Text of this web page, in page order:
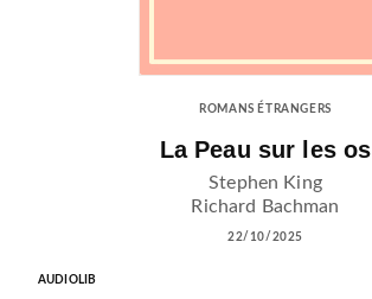
ROMANS ÉTRANGERS
La Peau sur les os
Stephen King
Richard Bachman
22/10/2025
AUDIOLIB